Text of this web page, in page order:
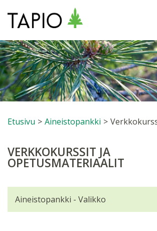
Etusivu > Aineistopankki >
VERKKOKURSSIT JA
OPETUSMATERIAALIT
Aineistopankki - Valikko